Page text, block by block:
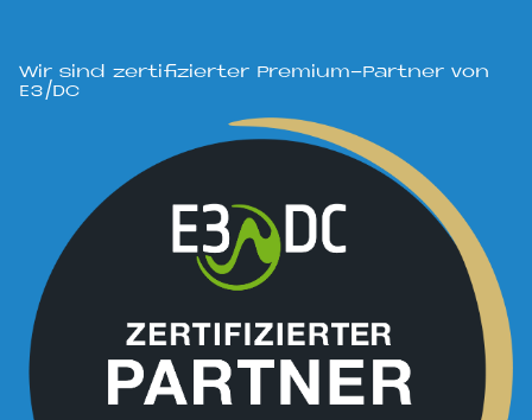
Wir sind zertifizierter Premium-Partner von
E3/DC